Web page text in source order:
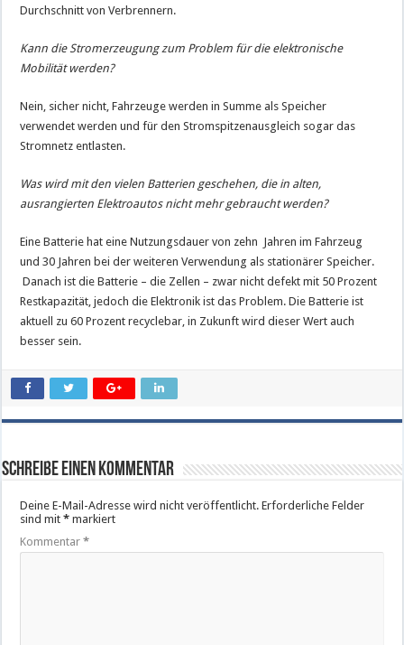
Durchschnitt von Verbrennern.
Kann die Stromerzeugung zum Problem für die elektronische
Mobilität werden?
Nein, sicher nicht, Fahrzeuge werden in Summe als Speicher
verwendet werden und für den Stromspitzenausgleich sogar das
Stromnetz entlasten.
Was wird mit den vielen Batterien geschehen, die in alten,
ausrangierten Elektroautos nicht mehr gebraucht werden?
Eine Batterie hat eine Nutzungsdauer von zehn Jahren im Fahrzeug
und 30 Jahren bei der weiteren Verwendung als stationärer Speicher.
Danach ist die Batterie – die Zellen – zwar nicht defekt mit 50 Prozent
Restkapazität, jedoch die Elektronik ist das Problem. Die Batterie ist
aktuell zu 60 Prozent recyclebar, in Zukunft wird dieser Wert auch
besser sein.
Schreibe einen Kommentar
Deine E-Mail-Adresse wird nicht veröffentlicht. Erforderliche Felder
sind mit* markiert
Kommentar*